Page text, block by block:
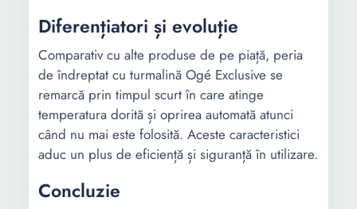
Diferențiatori și evoluție
Comparativ cu alte produse de pe piață, peria
de îndreptat cu turmalină Ogé Exclusive se
remarcă prin timpul scurt în care atinge
temperatura dorită și oprirea automată atunci
când nu mai este folosită. Aceste caracteristici
aduc un plus de eficiență și siguranță în utilizare.
Concluzie